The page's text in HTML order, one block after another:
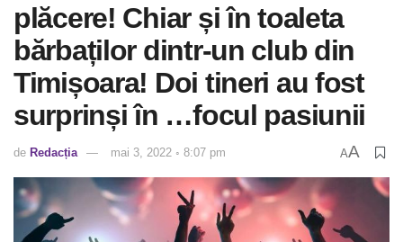
plăcere! Chiar și în toaleta
bărbaților dintr-un club din
Timișoara! Doi tineri au fost
surprinși în …focul pasiunii
de Redacția mai 3, 2022 ◦ 8:07 pm AA